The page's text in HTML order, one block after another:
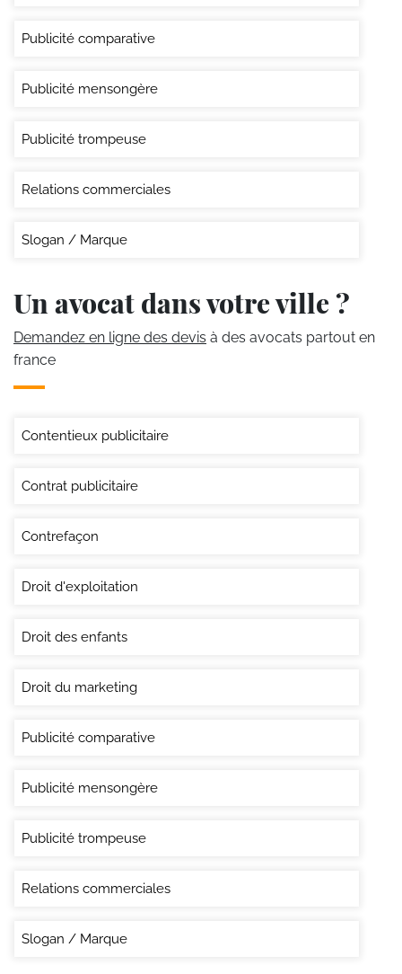
Publicité comparative
Publicité mensongère
Publicité trompeuse
Relations commerciales
Slogan / Marque
Un avocat dans votre ville ?
Demandez en ligne des devis à des avocats partout en
france
Contentieux publicitaire
Contrat publicitaire
Contrefaçon
Droit d'exploitation
Droit des enfants
Droit du marketing
Publicité comparative
Publicité mensongère
Publicité trompeuse
Relations commerciales
Slogan / Marque